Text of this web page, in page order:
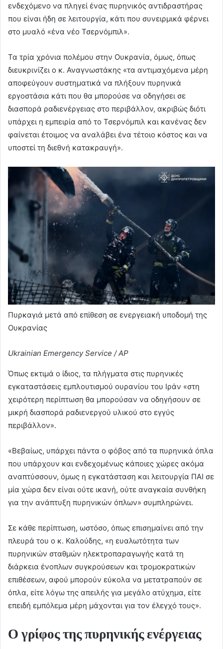
ενδεχόμενο να πληγεί ένας πυρηνικός αντιδραστήρας
που είναι ήδη σε λειτουργία, κάτι που συνειρμικά φέρνει
στο μυαλό «ένα νέο Τσερνόμπιλ».
Τα τρία χρόνια πολέμου στην Ουκρανία, όμως, όπως
διευκρινίζει ο κ. Αναγνωστάκης «τα αντιμαχόμενα μέρη
αποφεύγουν συστηματικά να πλήξουν πυρηνικά
εργοστάσια κάτι που θα μπορούσε να οδηγήσει σε
διασπορά ραδιενέργειας στο περιβάλλον, ακριβώς διότι
υπάρχει η εμπειρία από το Τσερνόμπιλ και κανένας δεν
φαίνεται έτοιμος να αναλάβει ένα τέτοιο κόστος και να
υποστεί τη διεθνή κατακραυγή».
Πυρκαγιά μετά από επίθεση σε ενεργειακή υποδομή της
Ουκρανίας
Ukrainian Emergency Service / AP
Όπως εκτιμά ο ίδιος, τα πλήγματα στις πυρηνικές
εγκαταστάσεις εμπλουτισμού ουρανίου του Ιράν «στη
χειρότερη περίπτωση θα μπορούσαν να οδηγήσουν σε
μικρή διασπορά ραδιενεργού υλικού στο εγγύς
περιβάλλον».
«Βεβαίως, υπάρχει πάντα ο φόβος από τα πυρηνικά όπλα
που υπάρχουν και ενδεχομένως κάποιες χώρες ακόμα
αναπτύσσουν, όμως η εγκατάσταση και λειτουργία ΠΑΙ σε
μία χώρα δεν είναι ούτε ικανή, ούτε αναγκαία συνθήκη
για την ανάπτυξη πυρηνικών όπλων» συμπληρώνει.
Σε κάθε περίπτωση, ωστόσο, όπως επισημαίνει από την
πλευρά του ο κ. Καλούδης, «η ευαλωτότητα των
πυρηνικών σταθμών ηλεκτροπαραγωγής κατά τη
διάρκεια ένοπλων συγκρούσεων και τρομοκρατικών
επιθέσεων, αφού μπορούν εύκολα να μετατραπούν σε
όπλα, είτε λόγω της απειλής για μεγάλο ατύχημα, είτε
επειδή εμπόλεμα μέρη μάχονται για τον έλεγχό τους».
Ο γρίφος της πυρηνικής ενέργειας